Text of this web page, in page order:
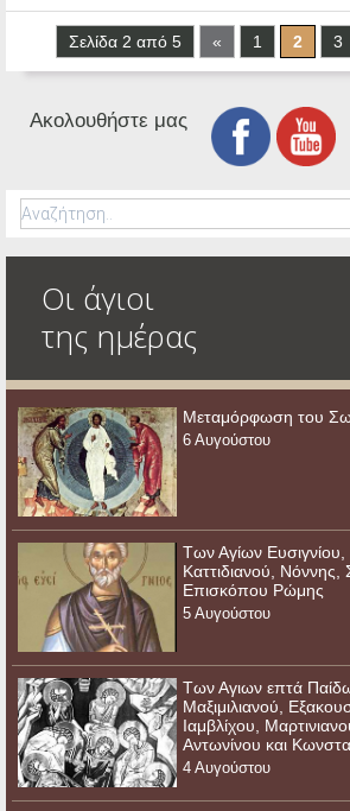
Σελίδα 2 από 5 « 1 2 3
Ακολουθήστε μας
Οι άγιοι
της ημέρας
Μεταμόρφωση του
6 Αυγούστου
Των Αγίων Ευσιγνίου,
Καττιδιανού, Νόννης,
Επισκόπου Ρώμης
5 Αυγούστου
Των Αγιων επτά
Μαξιμιλιανού,
Ιαμβλίχου,
Αντωνίνου και
4 Αυγούστου